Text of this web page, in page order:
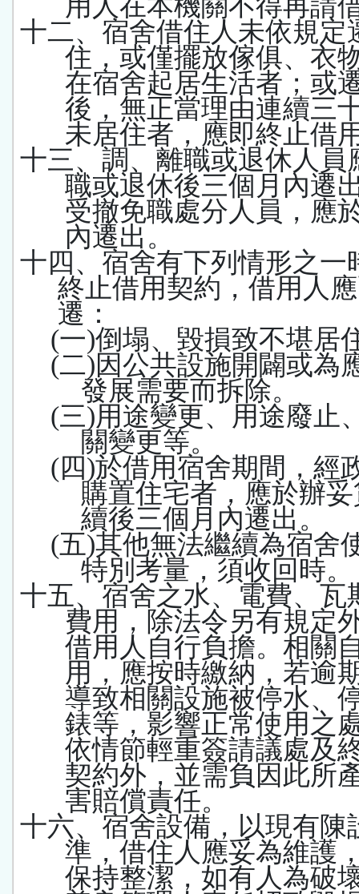
用人在本機關不得再請
十二、宿舍借住人未依規定
住，或僅擺放傢俱、衣
在宿舍起居生活者；或
後，無正當理由連續三
未居住者，應即終止借
十三、調、離職或退休人員
職或退休後三個月內遷
受撤免職處分人員，應
內遷出。
十四、宿舍有下列情形之一
終止借用契約，借用人
遷：
(一)倒塌、毀損致不堪居
(二)因公共設施開闢或為
發展需要而拆除。
(三)用途變更、用途廢止
關變更等。
(四)於借用宿舍期間，經
購置住宅者，應於辦
續後三個月內遷出。
(五)其他無法繼續為宿舍
特別考量，須收回時。
十五、宿舍之水、電費、瓦
費用，除法令另有規定
借用人自行負擔。相關
用，應按時繳納，若逾
導致相關設施被停水、
錶等，影響正常使用之
依情節輕重簽請議處及
契約外，並需負因此所
害賠償責任。
十六、宿舍設備，以現有陳
準，借住人應妥為維護
保持整潔，如有人為破